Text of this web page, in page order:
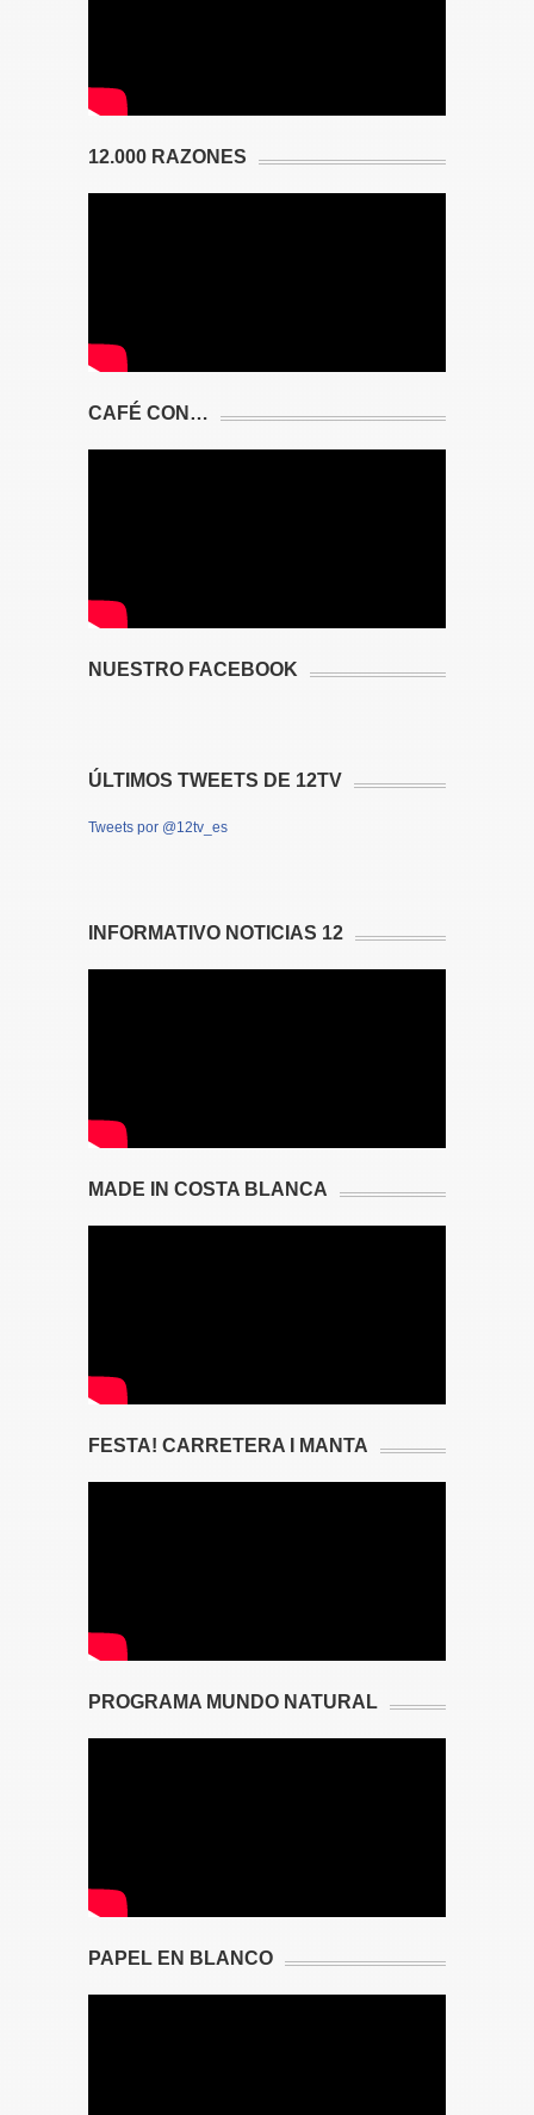
12.000 RAZONES
CAFÉ CON…
NUESTRO FACEBOOK
ÚLTIMOS TWEETS DE 12TV
Tweets por @12tv_es
INFORMATIVO NOTICIAS 12
MADE IN COSTA BLANCA
FESTA! CARRETERA I MANTA
PROGRAMA MUNDO NATURAL
PAPEL EN BLANCO